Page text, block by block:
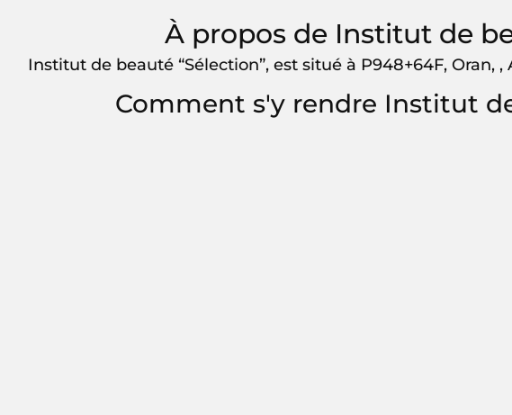
À propos de Institut de
Institut de beauté “Sélection”, est situé à P948+64F, Oran, ,
Comment s'y rendre Institut